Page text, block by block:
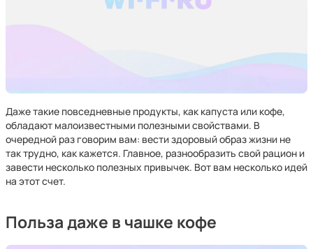
Даже такие повседневные продукты, как капуста или кофе,
обладают малоизвестными полезными свойствами. В
очередной раз говорим вам: вести здоровый образ жизни не
так трудно, как кажется. Главное, разнообразить свой рацион и
завести несколько полезных привычек. Вот вам несколько идей
на этот счет.
Польза даже в чашке кофе